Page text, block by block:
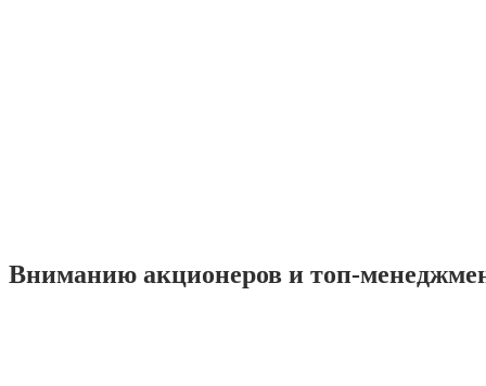
Вниманию акционеров и топ-